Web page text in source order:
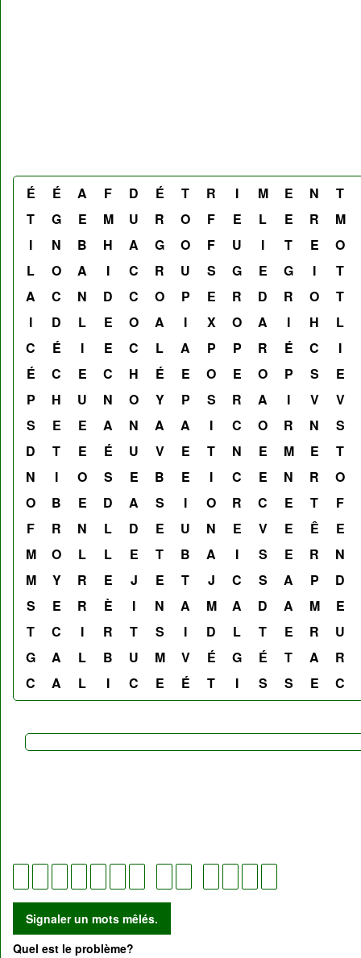
É É A F D É T R I M E N
T
T
G E M U R O F E L E R
M
I
N B H A G O F U I T E
O
L
O A I C R U S G E G I
T
A
C N D C O P E R D R O
T
I
D L E O A I X O A I H
L
C
É I E C L A P P R É C
I
É
C E C H É E O E O P S
E
P
H U N O Y P S R A I V
V
S
E E A N A A I C O R N
S
D
T E É U V E T N E M E
T
N
I O S E B E I C E N R
O
O
B E D A S I O R C E T
F
F
R N L D E U N E V E Ê
E
M
O L L E T B A I S E R
N
M
Y R E J E T J C S A P
D
S
E R È I N A M A D A M
E
T
C I R T S I D L T E R
U
G
A L B U M V É G É T A
R
C
A L I C E É T I S S E C
Quel est le problème?